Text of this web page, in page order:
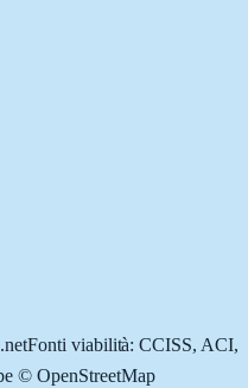
Fonti viabilità: CCISS, ACI,
© OpenStreetMap